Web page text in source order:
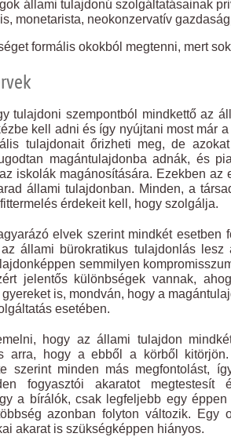
állami tulajdonú szolgáltatásainak
monetarista, neokonzervatív
formális okokból megtenni, mert
tulajdoni szempontból mindkettő az
kell adni és így nyújtani most már
tulajdonait őrizheti meg, de
magántulajdonba adnák, és
iskolák magánosítására. Ezekben
állami tulajdonban. Minden, a
érdekeit kell, hogy szolgálja.
elvek szerint mindkét esetben
állami bürokratikus tulajdonlás
semmilyen
jelentős különbségek vannak,
is, mondván, hogy a
esetében.
hogy az állami tulajdon
arra, hogy a ebből a körből
szerint minden más megfontolást,
fogyasztói akaratot megtestesít
a bírálók, csak legfeljebb egy
azonban folyton változik. Egy
akarat is szükségképpen hiányos.